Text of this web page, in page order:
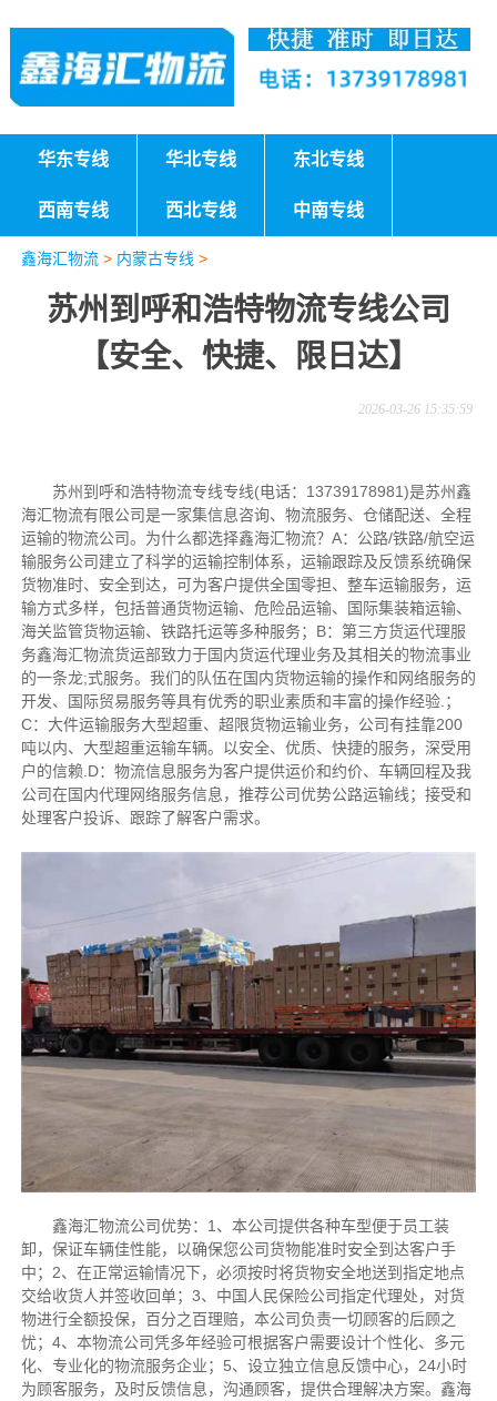
华东专线 华北专线 东北专线
西南专线 西北专线 中南专线
鑫海汇物流> 内蒙古专线 >
苏州到呼和浩特物流专线公司
【安全、快捷、限日达】
2026-03-26 15:35:59
苏州到呼和浩特物流专线专线(电话：13739178981)是苏州鑫
海汇物流有限公司是一家集信息咨询、物流服务、仓储配送、全程
运输的物流公司。为什么都选择鑫海汇物流？A：公路/铁路/航空运
输服务公司建立了科学的运输控制体系，运输跟踪及反馈系统确保
货物准时、安全到达，可为客户提供全国零担、整车运输服务，运
输方式多样，包括普通货物运输、危险品运输、国际集装箱运输、
海关监管货物运输、铁路托运等多种服务；B：第三方货运代理服
务鑫海汇物流货运部致力于国内货运代理业务及其相关的物流事业
的一条龙;式服务。我们的队伍在国内货物运输的操作和网络服务的
开发、国际贸易服务等具有优秀的职业素质和丰富的操作经验.；
C：大件运输服务大型超重、超限货物运输业务，公司有挂靠200
吨以内、大型超重运输车辆。以安全、优质、快捷的服务，深受用
户的信赖.D：物流信息服务为客户提供运价和约价、车辆回程及我
公司在国内代理网络服务信息，推荐公司优势公路运输线；接受和
处理客户投诉、跟踪了解客户需求。
鑫海汇物流公司优势：1、本公司提供各种车型便于员工装
卸，保证车辆佳性能，以确保您公司货物能准时安全到达客户手
中；2、在正常运输情况下，必须按时将货物安全地送到指定地点
交给收货人并签收回单；3、中国人民保险公司指定代理处，对货
物进行全额投保，百分之百理赔，本公司负责一切顾客的后顾之
忧；4、本物流公司凭多年经验可根据客户需要设计个性化、多元
化、专业化的物流服务企业；5、设立独立信息反馈中心，24小时
为顾客服务，及时反馈信息，沟通顾客，提供合理解决方案。鑫海